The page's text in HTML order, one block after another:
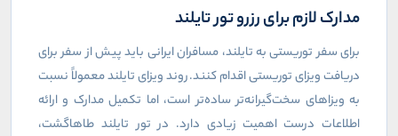
مدارک لازم برای رزرو تور تایلند
برای سفر توریستی به تایلند، مسافران ایرانی باید پیش از سفر برای
دریافت ویزای توریستی اقدام کنند. روند ویزای تایلند معمولاً نسبت
به ویزاهای سخت‌گیرانه‌تر ساده‌تر است، اما تکمیل مدارک و ارائه
اطلاعات درست اهمیت زیادی دارد. در تور تایلند طاهاگشت،